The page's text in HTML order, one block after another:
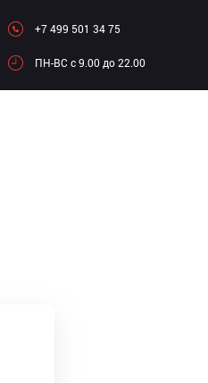
+7 499 501 34 75
ПН-ВC c 9.00 до 22.00